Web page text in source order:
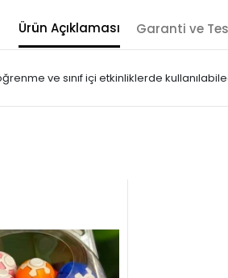
Ürün Açıklaması Garanti ve
ve sınıf içi etkinliklerde